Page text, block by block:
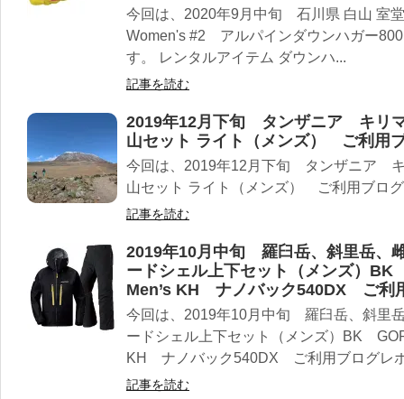
今回は、2020年9月中旬 石川県 白山 室
Women's #2 アルパインダウンハガー
す。 レンタルアイテム ダウンハ...
記事を読む
2019年12月下旬 タンザニア キリ
山セット ライト（メンズ） ご利用
今回は、2019年12月下旬 タンザニア
山セット ライト（メンズ） ご利用ブロ
記事を読む
2019年10月中旬 羅臼岳、斜里岳、
ードシェル上下セット（メンズ）
Men’s KH ナノバック540DX ご利
今回は、2019年10月中旬 羅臼岳、斜里
ードシェル上下セット（メンズ）BK
KH ナノバック540DX ご利用ブログレ
記事を読む